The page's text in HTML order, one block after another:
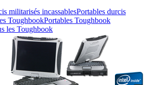
Portables durcis
Portables Toughbook
les Toughbook